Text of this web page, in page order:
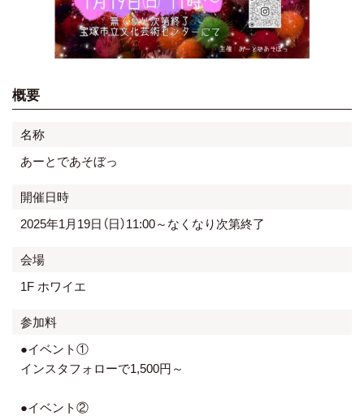
概要
名称
あーとであそぼっ
開催日時
2025年1月19日（日）11:00～なくなり次第終了
会場
1F ホワイエ
参加料
●イベント①
インスタフォローで1,500円～
●イベント②